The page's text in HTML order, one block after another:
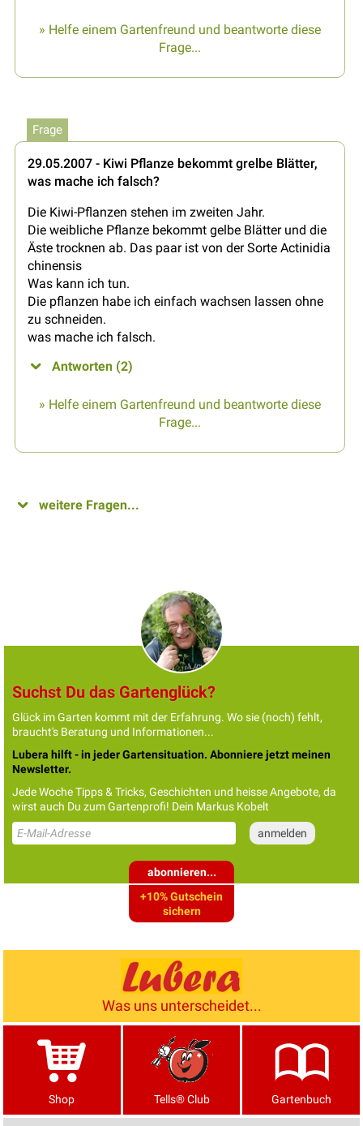
» Helfe einem Gartenfreund und beantworte diese
Frage...
Frage
29.05.2007 - Kiwi Pflanze bekommt grelbe Blätter,
was mache ich falsch?
Die Kiwi-Pflanzen stehen im zweiten Jahr.
Die weibliche Pflanze bekommt gelbe Blätter und die
Äste trocknen ab. Das paar ist von der Sorte Actinidia
chinensis
Was kann ich tun.
Die pflanzen habe ich einfach wachsen lassen ohne
zu schneiden.
was mache ich falsch.
Antworten (2)
» Helfe einem Gartenfreund und beantworte diese
Frage...
weitere Fragen...
Suchst Du das Gartenglück?
Glück im Garten kommt mit der Erfahrung. Wo sie (noch) fehlt,
braucht's Beratung und Informationen...
Lubera hilft - in jeder Gartensituation. Abonniere jetzt meinen
Newsletter.
Jede Woche Tipps & Tricks, Geschichten und heisse Angebote, da
wirst auch Du zum Gartenprofi! Dein Markus Kobelt
abonnieren...
+10% Gutschein
sichern
Was uns unterscheidet...
Shop Tells® Club Gartenbuch